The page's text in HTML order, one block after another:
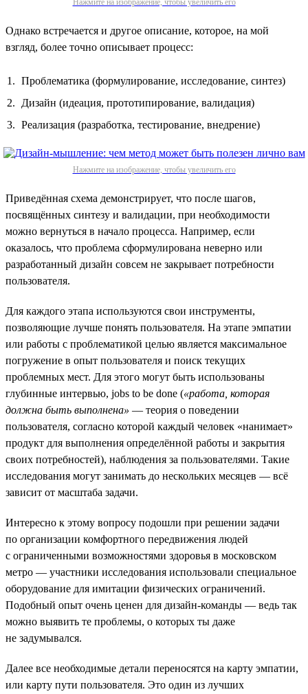
Нажмите на изображение, чтобы увеличить его
Однако встречается и другое описание, которое, на мой
взгляд, более точно описывает процесс:
Проблематика (формулирование, исследование, синтез)
Дизайн (идеация, прототипирование, валидация)
Реализация (разработка, тестирование, внедрение)
Нажмите на изображение, чтобы увеличить его
Приведённая схема демонстрирует, что после шагов,
посвящённых синтезу и валидации, при необходимости
можно вернуться в начало процесса. Например, если
оказалось, что проблема сформулирована неверно или
разработанный дизайн совсем не закрывает потребности
пользователя.
Для каждого этапа используются свои инструменты,
позволяющие лучше понять пользователя. На этапе эмпатии
или работы с проблематикой целью является максимальное
погружение в опыт пользователя и поиск текущих
проблемных мест. Для этого могут быть использованы
глубинные интервью, jobs to be done («работа, которая
должна быть выполнена» — теория о поведении
пользователя, согласно которой каждый человек «нанимает»
продукт для выполнения определённой работы и закрытия
своих потребностей), наблюдения за пользователями. Такие
исследования могут занимать до нескольких месяцев — всё
зависит от масштаба задачи.
Интересно к этому вопросу подошли при решении задачи
по организации комфортного передвижения людей
с ограниченными возможностями здоровья в московском
метро — участники исследования использовали специальное
оборудование для имитации физических ограничений.
Подобный опыт очень ценен для дизайн-команды — ведь так
можно выявить те проблемы, о которых ты даже
не задумывался.
Далее все необходимые детали переносятся на карту эмпатии,
или карту пути пользователя. Это один из лучших